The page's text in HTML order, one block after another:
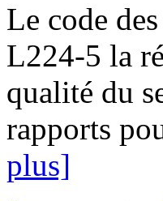
Le code
L224-5 la
qualité du
rapports
plus]